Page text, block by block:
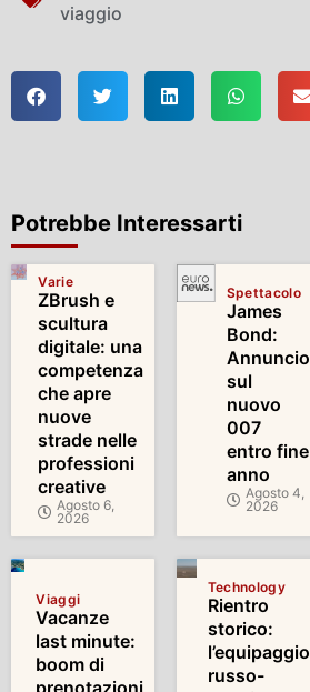
viaggio
Potrebbe Interessarti
Varie
ZBrush e
scultura
digitale: una
competenza
che apre
nuove
strade nelle
professioni
creative
Agosto 6,
2026
Spettacolo
James
Bond:
Annuncio
sul
nuovo
007
entro fine
anno
Agosto 4,
2026
Viaggi
Vacanze
last minute:
boom di
prenotazioni
Technology
Rientro
storico:
l’equipaggio
russo-